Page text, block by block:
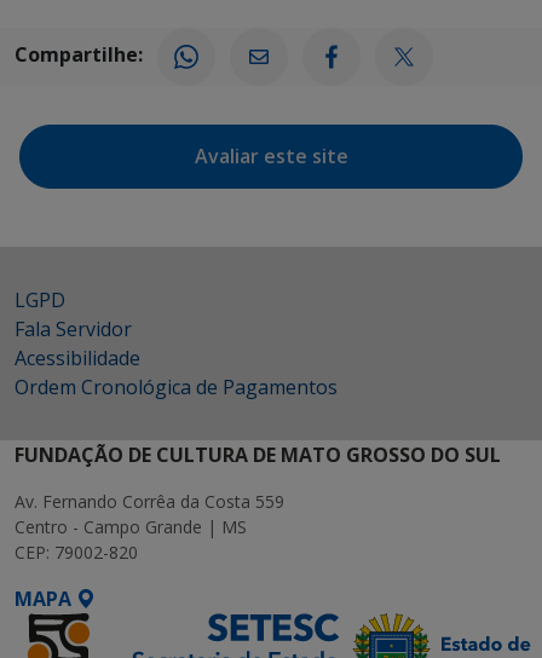
Compartilhe:
Avaliar este site
LGPD
Fala Servidor
Acessibilidade
Ordem Cronológica de Pagamentos
FUNDAÇÃO DE CULTURA DE MATO GROSSO DO SUL
Av. Fernando Corrêa da Costa 559
Centro - Campo Grande | MS
CEP: 79002-820
MAPA